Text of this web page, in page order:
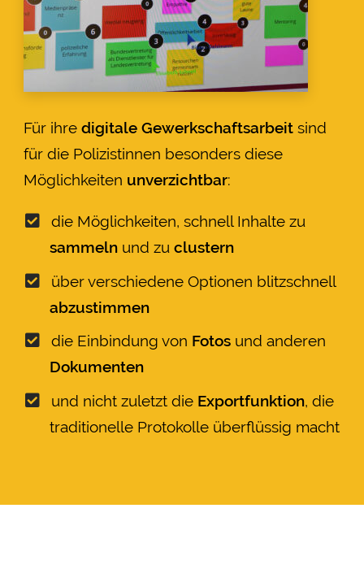
Für ihre digitale Gewerkschaftsarbeitsind
für die Polizistinnen besonders diese
Möglichkeiten unverzichtbar:
die Möglichkeiten, schnell Inhalte zu
sammelnund zu clustern
über verschiedene Optionen blitzschnell
abzustimmen
die Einbindung von Fotosund anderen
Dokumenten
und nicht zuletzt die Exportfunktion, die
traditionelle Protokolle überflüssig macht